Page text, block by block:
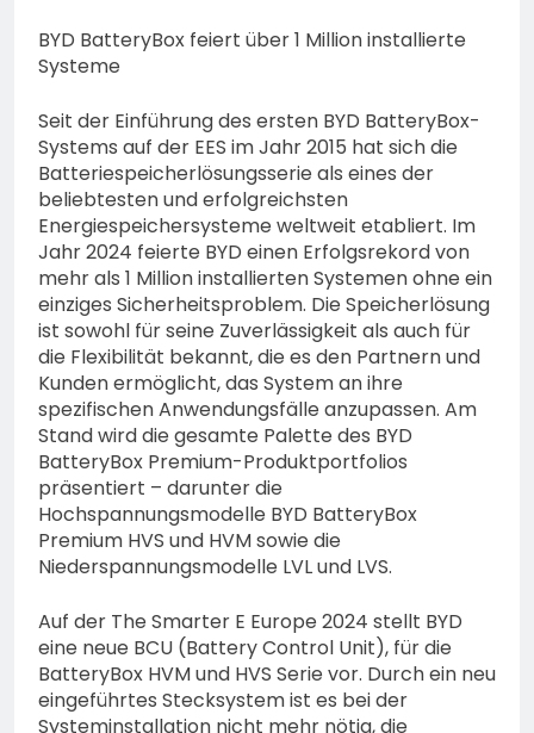
BYD BatteryBox feiert über 1 Million installierte
Systeme
Seit der Einführung des ersten BYD BatteryBox-
Systems auf der EES im Jahr 2015 hat sich die
Batteriespeicherlösungsserie als eines der
beliebtesten und erfolgreichsten
Energiespeichersysteme weltweit etabliert. Im
Jahr 2024 feierte BYD einen Erfolgsrekord von
mehr als 1 Million installierten Systemen ohne ein
einziges Sicherheitsproblem. Die Speicherlösung
ist sowohl für seine Zuverlässigkeit als auch für
die Flexibilität bekannt, die es den Partnern und
Kunden ermöglicht, das System an ihre
spezifischen Anwendungsfälle anzupassen. Am
Stand wird die gesamte Palette des BYD
BatteryBox Premium-Produktportfolios
präsentiert – darunter die
Hochspannungsmodelle BYD BatteryBox
Premium HVS und HVM sowie die
Niederspannungsmodelle LVL und LVS.
Auf der The Smarter E Europe 2024 stellt BYD
eine neue BCU (Battery Control Unit), für die
BatteryBox HVM und HVS Serie vor. Durch ein neu
eingeführtes Stecksystem ist es bei der
Systeminstallation nicht mehr nötig, die